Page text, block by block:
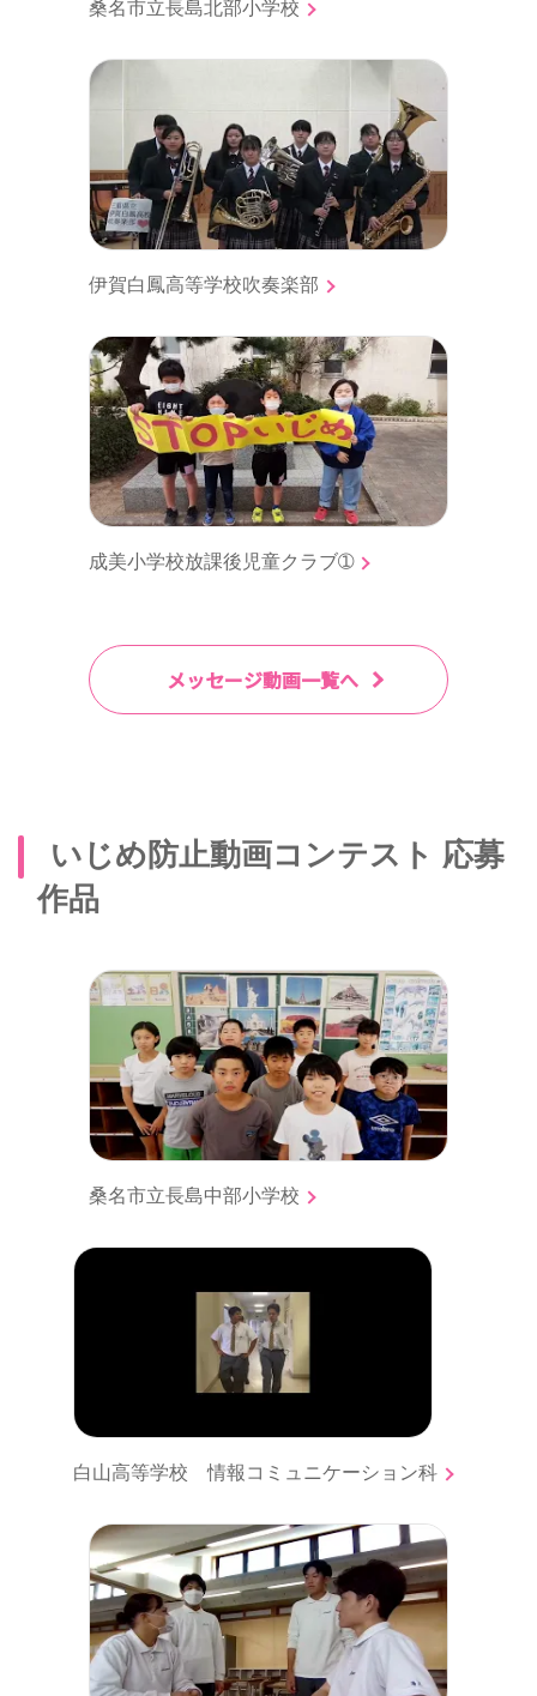
桑名市立長島北部小学校
伊賀白鳳高等学校吹奏楽部
成美小学校放課後児童クラブ➀
メッセージ動画一覧へ
いじめ防止動画コンテスト 応募
作品
桑名市立長島中部小学校
白山高等学校 情報コミュニケーション科